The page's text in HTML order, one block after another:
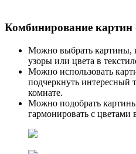
Комбинирование картин
Можно выбрать картины,
узоры или цвета в
Можно использовать
подчеркнуть интересный
комнате.
Можно подобрать
гармонировать с цветами